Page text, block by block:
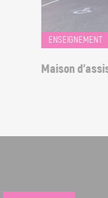
ENSEIGNEMENT
Maison